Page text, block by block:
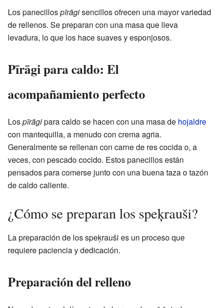
Los panecillospīrāgisencillos ofrecen una mayor variedad
de rellenos. Se preparan con una masa que lleva
levadura, lo que los hace suaves y esponjosos.
Pīrāgi para caldo: El
acompañamiento perfecto
Lospīrāgipara caldo se hacen con una masa de hojaldre
con mantequilla, a menudo con crema agria.
Generalmente se rellenan con carne de res cocida o, a
veces, con pescado cocido. Estos panecillos están
pensados para comerse junto con una buena taza o tazón
de caldo caliente.
¿Cómo se preparan los speķrauši?
La preparación de los speķrauši es un proceso que
requiere paciencia y dedicación.
Preparación del relleno